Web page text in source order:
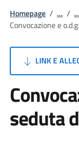
Homepage / ... / ...
Convocazione e
LINK E
seduta